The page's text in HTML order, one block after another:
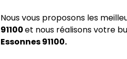
Nous vous proposons les
91100et nous réalisons votre
Essonnes 91100.